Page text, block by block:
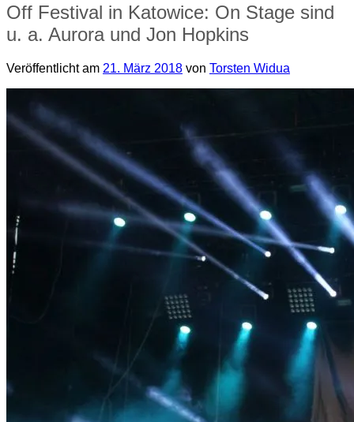
Off Festival in Katowice: On Stage sind
u. a. Aurora und Jon Hopkins
Veröffentlicht am 21. März 2018 von Torsten Widua